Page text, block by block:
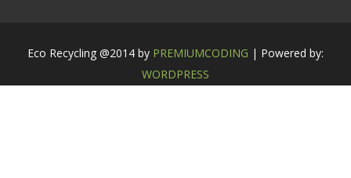
Eco Recycling @2014 by PREMIUMCODING | Powered by:
WORDPRESS